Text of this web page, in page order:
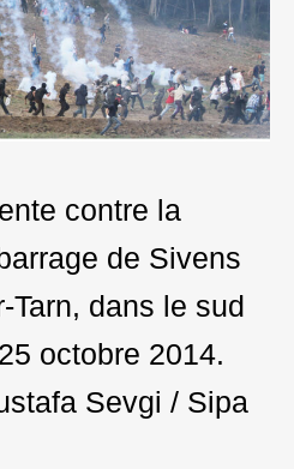
contre la
de Sivens
Tarn, dans le sud
octobre 2014.
Sevgi / Sipa